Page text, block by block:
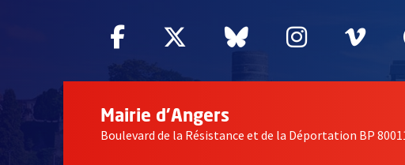
Facebook
, Ouvre une nouvelle fenêtre
Twitter
, Ouvre une nouvelle
Bluesky
, Ouvre une
, Ouvre
,
Mairie d'Angers
Boulevard de la Résistance et de la Déportation BP 80011